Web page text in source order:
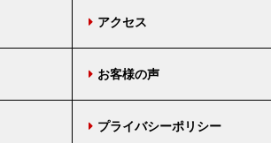
アクセス
お客様の声
プライバシーポリシー